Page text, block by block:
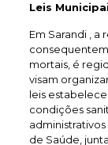
Leis
Em Sarandi , a
mortais, é
visam
leis
condições
de Saúde,